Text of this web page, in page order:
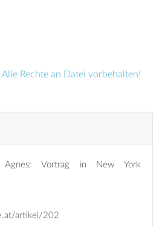
Alle Rechte an Datei vorbehalten!
Vortrag in New York
artikel/202